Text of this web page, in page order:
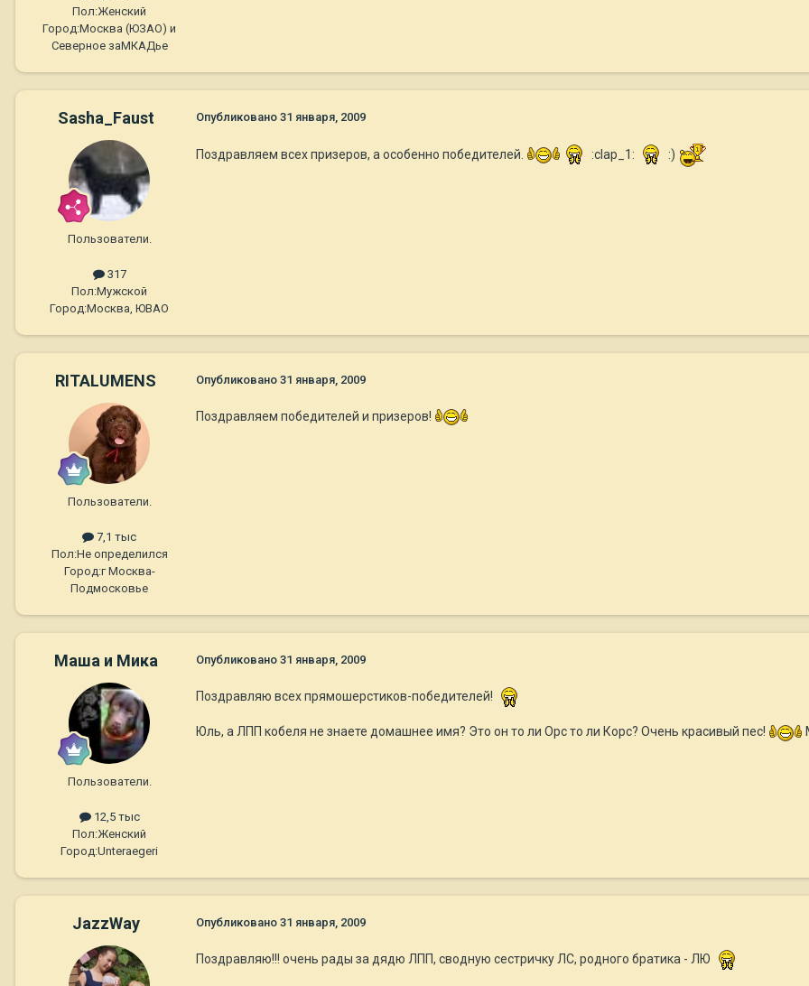
Пол:Женский
Город:Москва (ЮЗАО) и
Северное заМКАДье
Sasha_Faust
Пользователи.
317
Пол:Мужской
Город:Москва, ЮВАО
Опубликовано 31 января, 2009
Поздравляем всех призеров, а особенно победителей. :clap_1: :)
RITALUMENS
Пользователи.
7,1 тыс
Пол:Не определился
Город:г Москва-
Подмосковье
Опубликовано 31 января, 2009
Поздравляем победителей и призеров!
Маша и Мика
Пользователи.
12,5 тыс
Пол:Женский
Город:Unteraegeri
Опубликовано 31 января, 2009
Поздравляю всех прямошерстиков-победителей!
Юль, а ЛПП кобеля не знаете домашнее имя? Это он то ли Орс то ли Корс? Очень красивый пес!
JazzWay Опубликовано 31 января, 2009
Поздравляю!!! очень рады за дядю ЛПП, сводную сестричку ЛС, родного братика - ЛЮ